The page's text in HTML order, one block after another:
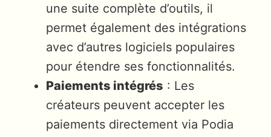
une suite complète d’outils, il
permet également des intégrations
avec d’autres logiciels populaires
pour étendre ses fonctionnalités.
Paiements intégrés : Les
créateurs peuvent accepter les
paiements directement via Podia